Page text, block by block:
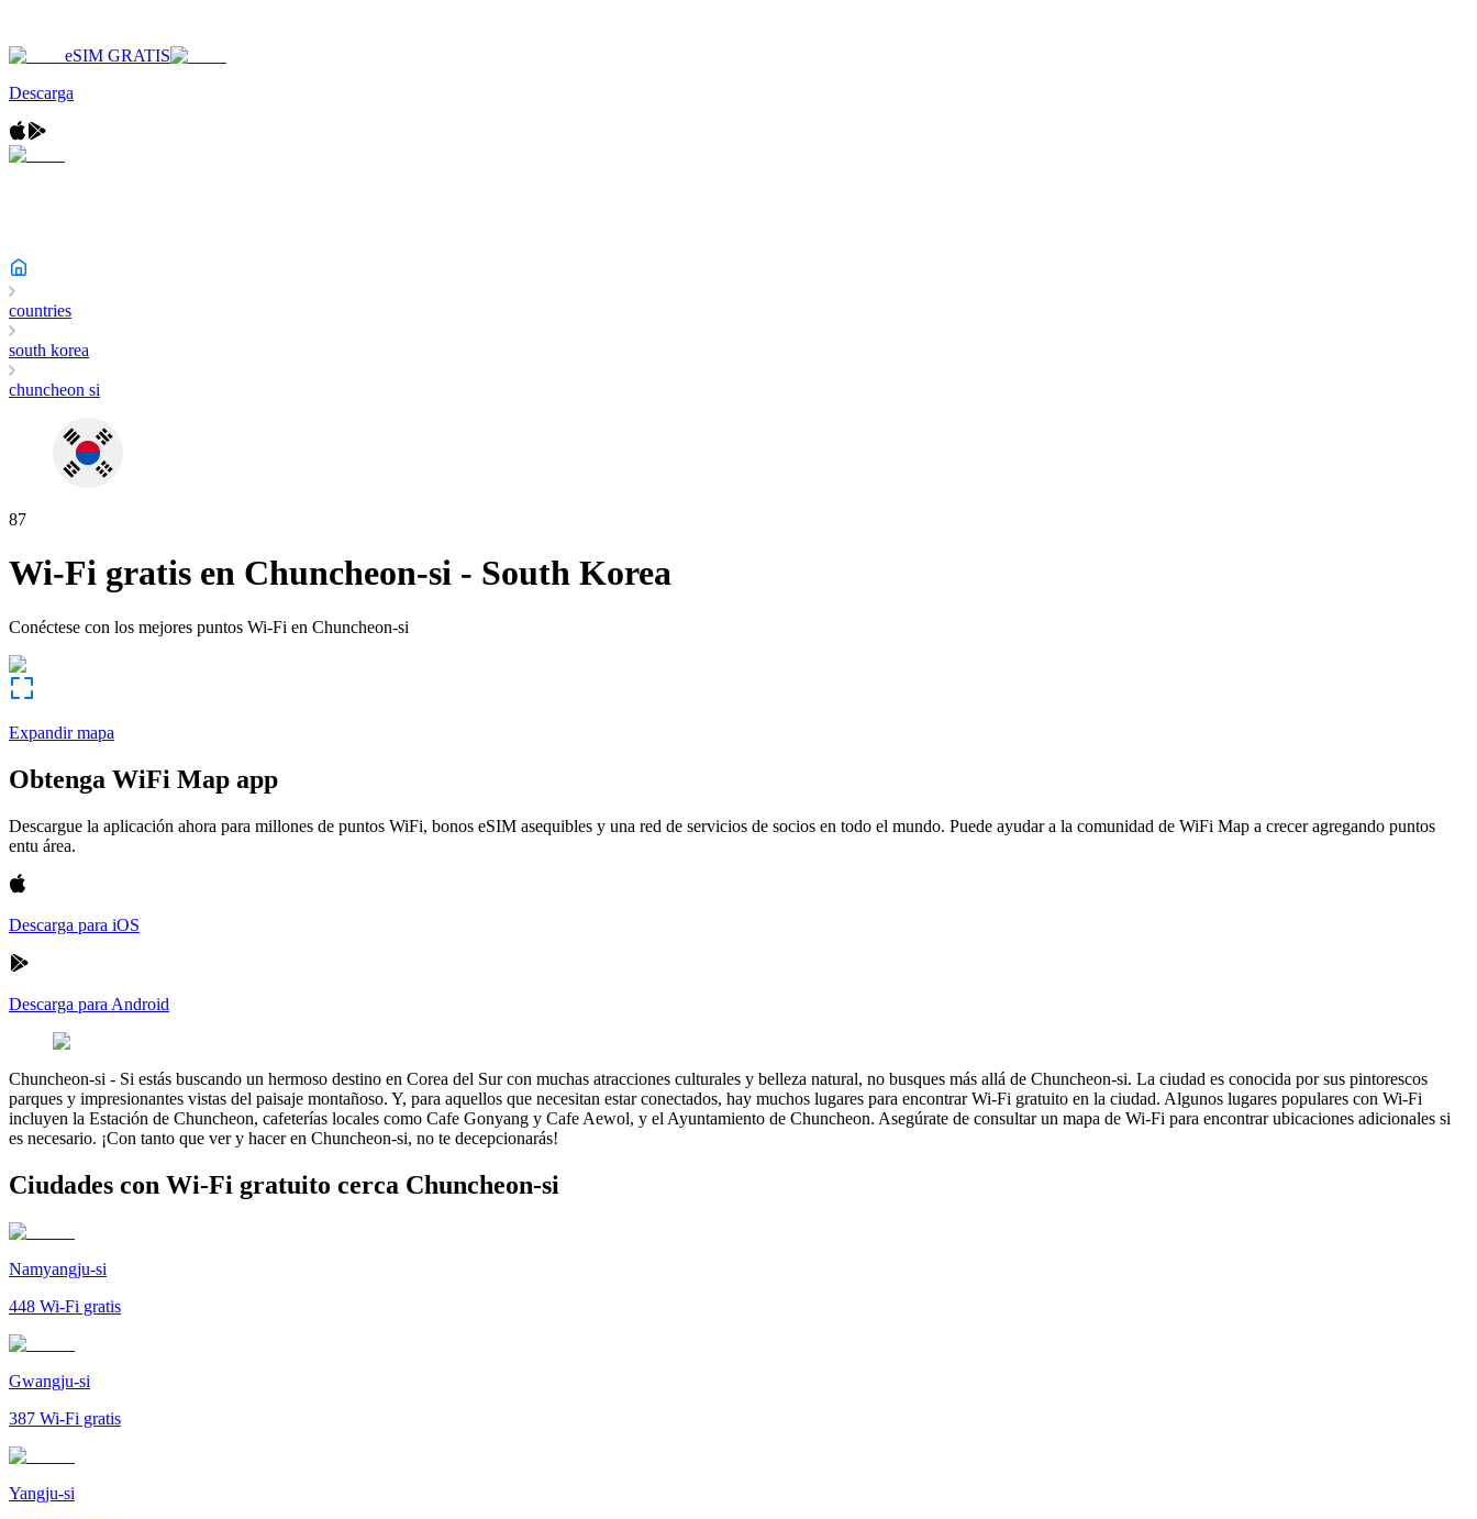
eSIM GRATIS
Descarga
countries
south korea
chuncheon si
87
Wi-Fi gratis en Chuncheon-si - South Korea
Conéctese con los mejores puntos Wi-Fi en Chuncheon-si
Expandir mapa
Obtenga WiFi Map app
Descargue la aplicación ahora para millones de puntos WiFi, bonos eSIM asequibles y una red de servicios de socios en todo el mundo. Puede ayudar a la comunidad de WiFi Map a crecer agregando puntos
entu área.
Descarga para iOS
Descarga para Android
Chuncheon-si - Si estás buscando un hermoso destino en Corea del Sur con muchas atracciones culturales y belleza natural, no busques más allá de Chuncheon-si. La ciudad es conocida por sus pintorescos
parques y impresionantes vistas del paisaje montañoso. Y, para aquellos que necesitan estar conectados, hay muchos lugares para encontrar Wi-Fi gratuito en la ciudad. Algunos lugares populares con Wi-Fi
incluyen la Estación de Chuncheon, cafeterías locales como Cafe Gonyang y Cafe Aewol, y el Ayuntamiento de Chuncheon. Asegúrate de consultar un mapa de Wi-Fi para encontrar ubicaciones adicionales si
es necesario. ¡Con tanto que ver y hacer en Chuncheon-si, no te decepcionarás!
Ciudades con Wi-Fi gratuito cerca Chuncheon-si
Namyangju-si
448 Wi-Fi gratis
Gwangju-si
387 Wi-Fi gratis
Yangju-si